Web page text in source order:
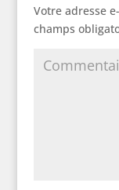
Votre adresse
champs